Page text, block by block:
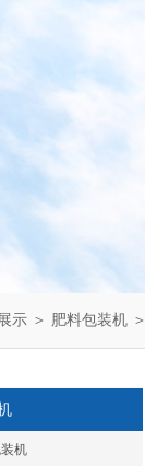
示 ＞ 肥料包装机 ＞
机